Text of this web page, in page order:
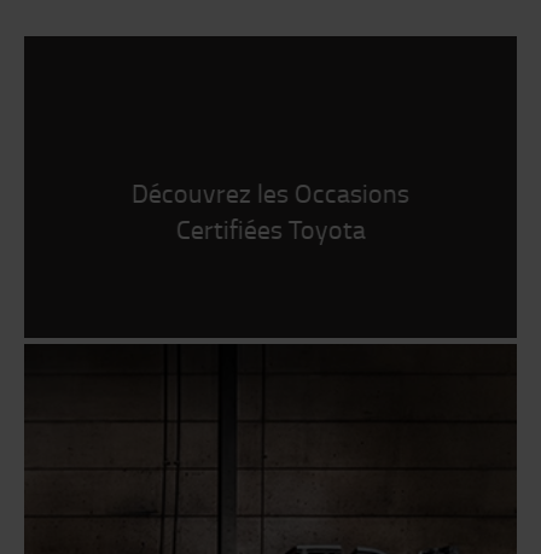
Découvrez les Occasions
Certifiées Toyota